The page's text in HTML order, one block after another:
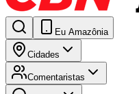
Eu Amazônia
Cidades
Comentaristas